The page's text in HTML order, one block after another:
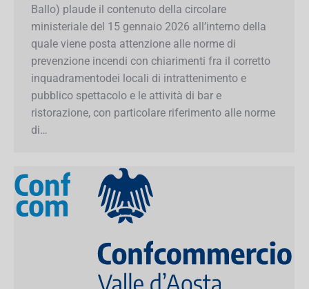
quale viene posta attenzione alle norme di
prevenzione incendi con chiarimenti fra il
corretto inquadramentodei locali di
intrattenimento e pubblico spettacolo e le
attività di bar e ristorazione, con particolare
riferimento alle norme di…